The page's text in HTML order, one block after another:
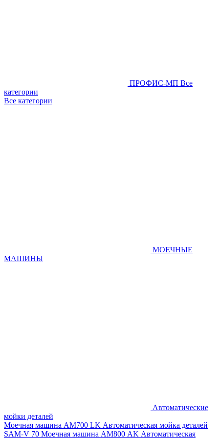
ПРОФИС-МП Все
категории
Все категории
МОЕЧНЫЕ
МАШИНЫ
Автоматические
мойки деталей
Моечная машина AM700 LK Автоматическая мойка деталей
SAM-V 70 Моечная машина АМ800 AK Автоматическая